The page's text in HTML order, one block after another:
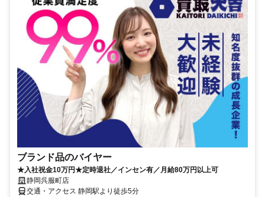
ブランド品のバイヤー
★入社祝金10万円★定時退社／インセン有／月給80万円以上可
静岡呉服町店
交通・アクセス 静岡駅より徒歩5分